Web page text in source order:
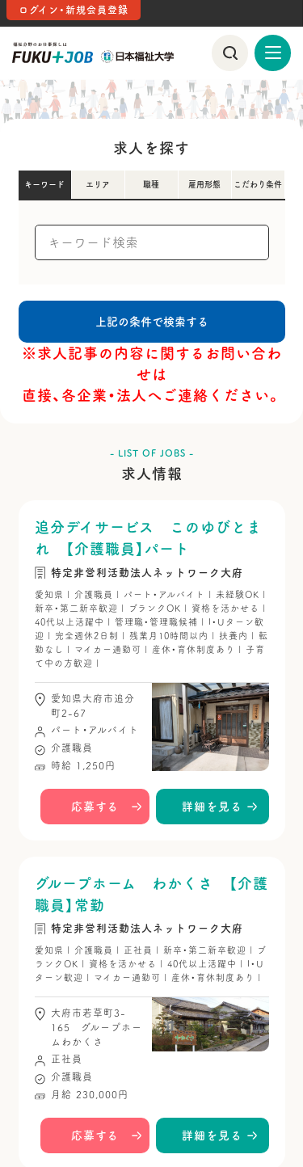
ログイン・新規会員登録
求人を探す
キーワード エリア 職種 雇用形態 こだわり条件
※求人記事の内容に関するお問い合わ
せは
直接、各企業・法人へご連絡ください。
- LIST OF JOBS -
求人情報
追分デイサービス このゆびとま
れ 【介護職員】パート
特定非営利活動法人ネットワーク大府
愛知県 | 介護職員 | パート・アルバイト | 未経験OK |
新卒・第二新卒歓迎 | ブランクOK | 資格を活かせる |
40代以上活躍中 | 管理職・管理職候補 | I・Uターン歓
迎 | 完全週休2日制 | 残業月10時間以内 | 扶養内 | 転
勤なし | マイカー通勤可 | 産休・育休制度あり | 子育
て中の方歓迎 |
愛知県大府市追分
町2-67
パート・アルバイト
介護職員
時給 1,250円
応募する 詳細を見る
グループホーム わかくさ 【介護
職員】常勤
特定非営利活動法人ネットワーク大府
愛知県 | 介護職員 | 正社員 | 新卒・第二新卒歓迎 | ブ
ランクOK | 資格を活かせる | 40代以上活躍中 | I・U
ターン歓迎 | マイカー通勤可 | 産休・育休制度あり |
大府市若草町3-
165 グループホー
ムわかくさ
正社員
介護職員
月給 230,000円
応募する 詳細を見る